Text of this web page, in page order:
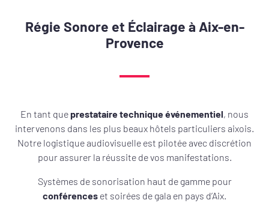
Régie Sonore et Éclairage à Aix-en-
Provence
En tant queprestataire technique événementiel, nous
intervenons dans les plus beaux hôtels particuliers aixois.
Notre logistique audiovisuelle est pilotée avec discrétion
pour assurer la réussite de vos manifestations.
Systèmes de sonorisation haut de gamme pour
conférences et soirées de gala en pays d’Aix.